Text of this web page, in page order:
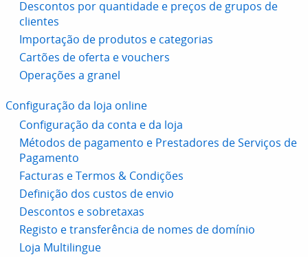
Descontos por quantidade e preços de grupos de
clientes
Importação de produtos e categorias
Cartões de oferta e vouchers
Operações a granel
Configuração da loja online
Configuração da conta e da loja
Métodos de pagamento e Prestadores de Serviços de
Pagamento
Facturas e Termos & Condições
Definição dos custos de envio
Descontos e sobretaxas
Registo e transferência de nomes de domínio
Loja Multilingue